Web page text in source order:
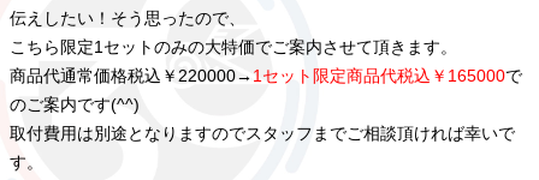
伝えしたい！そう思ったので、
こちら限定1セットのみの大特価でご案内させて頂きます。
商品代通常価格税込￥220000→1セット限定商品代税込￥165000で
のご案内です(^^)
取付費用は別途となりますのでスタッフまでご相談頂ければ幸いで
す。